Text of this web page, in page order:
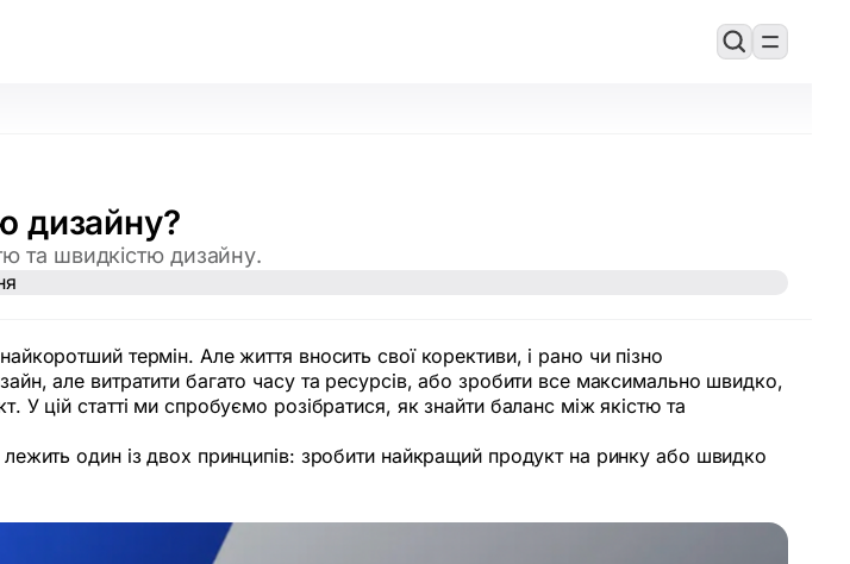
дизайну?
та швидкістю дизайну.
термін. Але життя вносить свої корективи, і рано чи пізно
але витратити багато часу та ресурсів, або зробити все максимально швидко,
цій статті ми спробуємо розібратися, як знайти баланс між якістю та
один із двох принципів: зробити найкращий продукт на ринку або швидко